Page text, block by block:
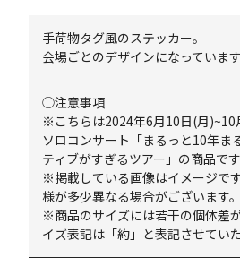
手荷物タグ風のステッカー。
会場ごとのデザインになっています
◯注意事項
※こちらは2024年6月10日(月)~10
ソロコンサート「まるっと10年ま
ティブがすぎるツアー」の商品です
※掲載している画像はイメージで
様が多少異なる場合がございます。
※商品のサイズには若干の個体差
イズ表記は「約」と表記させてい